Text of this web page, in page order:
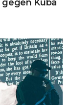
Kuba